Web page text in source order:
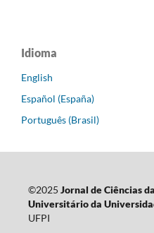
Idioma
English
Español (España)
Português (Brasil)
©2025 Jornal de Ciências
Universitário da
UFPI